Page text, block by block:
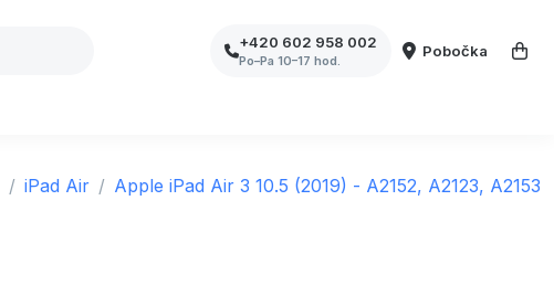
+420 602 958 002
Po–Pa 10–17 hod.
Pobočka
iPad Air Apple iPad Air 3 10.5 (2019) - A2152, A2123, A2153